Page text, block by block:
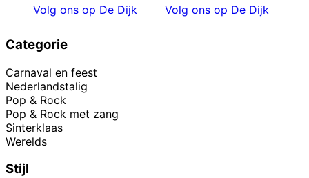
Volg ons op De Dijk Volg ons op De Dijk
Categorie
Carnaval en feest
Nederlandstalig
Pop & Rock
Pop & Rock met zang
Sinterklaas
Werelds
Stijl